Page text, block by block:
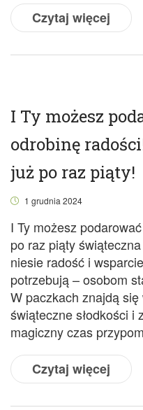
Czytaj więcej
I Ty możesz
odrobinę
już po raz piąty!
1 grudnia 2024
I Ty możesz
po raz piąty
niesie radość i
potrzebują – osobom
W paczkach znajdą
świąteczne słodkości i
magiczny czas
Czytaj więcej